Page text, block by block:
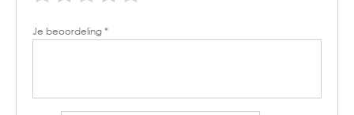
Je beoordeling*